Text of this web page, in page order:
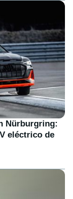
Nürburgring:
eléctrico de